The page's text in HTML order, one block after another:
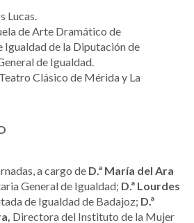
Lucas.
de Arte Dramático de
Igualdad de la Diputación de
de Igualdad.
Clásico de Mérida y La
a cargo de D.ª María del Ara
General de Igualdad; D.ª Lourdes
de Igualdad de Badajoz; D.ª
Directora del Instituto de la Mujer